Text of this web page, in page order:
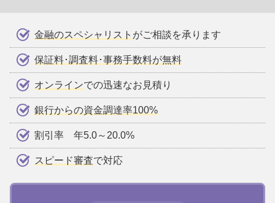
金融のスペシャリスト がご相談を承ります
保証料･調査料･事務手数料が無料
オンラインでの迅速なお見積り
銀行からの資金調達率100%
割引率 年5.0～20.0%
スピード審査で対応